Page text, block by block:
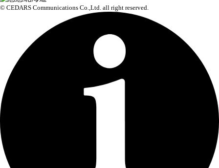
© CEDARS Communications Co.,Ltd. all right reserved.